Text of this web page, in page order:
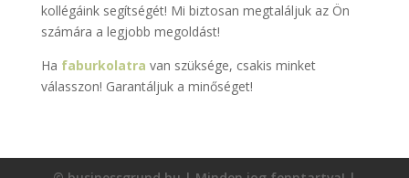
kollégáink segítségét! Mi biztosan megtaláljuk az Ön
számára a legjobb megoldást!
Ha faburkolatra van szüksége, csakis minket
válasszon! Garantáljuk a minőséget!